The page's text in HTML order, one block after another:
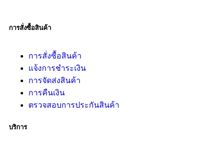
การสั่งซื้อสินค้า
การสั่งซื้อสินค้า
แจ้งการชำระเงิน
การจัดส่งสินค้า
การคืนเงิน
ตรวจสอบการประกันสินค้า
บริการ